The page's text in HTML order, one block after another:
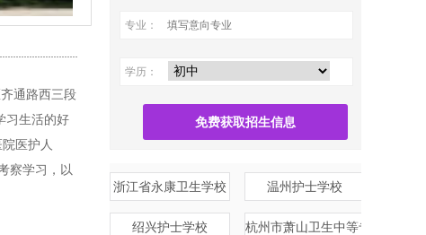
通路西三段
习生活的好
医护人
察学习，以
专业：
学历：
免费获取招生信息
浙江省永康卫生学校 温州护士学校
绍兴护士学校 杭州市萧山卫生中等专业学校